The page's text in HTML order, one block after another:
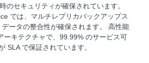
のセキュリティが確保されています。
では、マルチレプリカバックアップス
データの整合性が確保されます。 高性能
ーキテクチャで、99.99% のサービス可
SLA で保証されています。